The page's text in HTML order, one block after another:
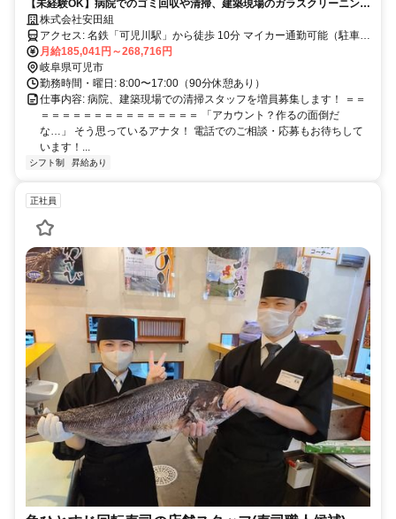
【未経験OK】病院でのゴミ回収や清掃、建築現場のガラスクリーニング
など｜17時退勤｜40〜50代の女性スタッフ活躍中！
株式会社安田組
アクセス: 名鉄「可児川駅」から徒歩 10分 マイカー通勤可能（駐車場
有）
月給185,041円～268,716円
岐阜県可児市
勤務時間・曜日: 8:00〜17:00（90分休憩あり）
仕事内容: 病院、建築現場での清掃スタッフを増員募集します！ ＝＝
＝＝＝＝＝＝＝＝＝＝＝＝＝＝＝ 「アカウント？作るの面倒だ
な…」 そう思っているアナタ！ 電話でのご相談・応募もお待ちして
います！...
シフト制 昇給あり
正社員